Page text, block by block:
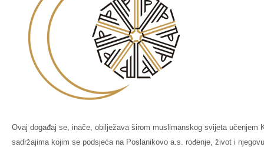
Ovaj događaj se, inače, obilježava širom muslimanskog svijeta učenjem
sadržajima kojim se podsjeća na Poslanikovo a.s. rođenje, život i